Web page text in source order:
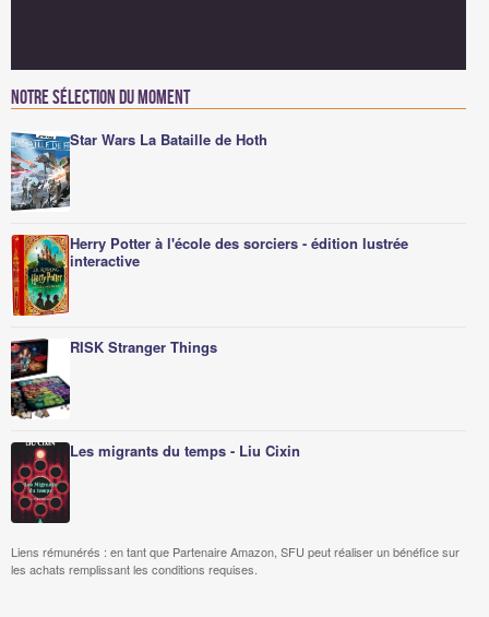
Notre sélection du moment
Star Wars La Bataille de Hoth
Herry Potter à l'école des sorciers - édition lustrée
interactive
RISK Stranger Things
Les migrants du temps - Liu Cixin
Liens rémunérés : en tant que Partenaire Amazon, SFU peut réaliser un bénéfice sur
les achats remplissant les conditions requises.